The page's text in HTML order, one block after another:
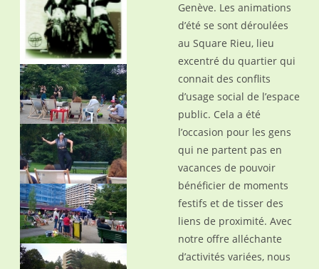
Genève. Les animations
d’été se sont déroulées
au Square Rieu, lieu
excentré du quartier qui
connait des conflits
d’usage social de l’espace
public. Cela a été
l’occasion pour les gens
qui ne partent pas en
vacances de pouvoir
bénéficier de moments
festifs et de tisser des
liens de proximité. Avec
notre offre alléchante
d’activités variées, nous